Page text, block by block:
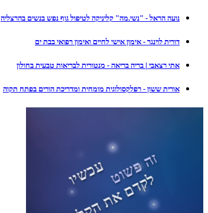
נועה הראל - "נשי.מה" קליניקה לטיפול גוף נפש בנשים בהרצליה
דורית לוינגר - אימון אישי לחיים ואימון רפואי בבת ים
אתי רצאבי | בריה בריאה - מנטורית לבריאות טבעית בחולון
אורית ששון - רפלקסולוגית מומחית ומדריכת הורים בפתח תקוה